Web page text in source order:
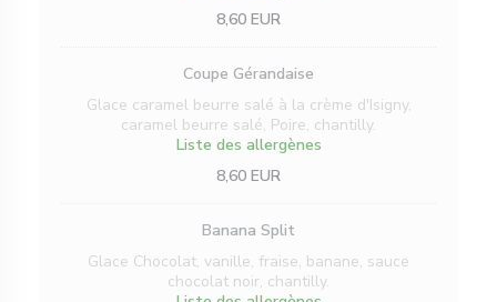
8,60 EUR
Coupe Gérandaise
Glace caramel beurre salé à la crème d'Isigny,
caramel beurre salé, Poire, chantilly.
Liste des allergènes
8,60 EUR
Banana Split
Glace Chocolat, vanille, fraise, banane, sauce
chocolat noir, chantilly.